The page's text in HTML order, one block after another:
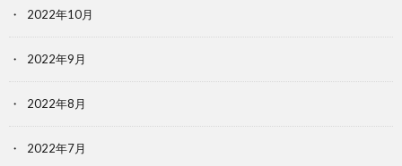
2022年10月
2022年9月
2022年8月
2022年7月